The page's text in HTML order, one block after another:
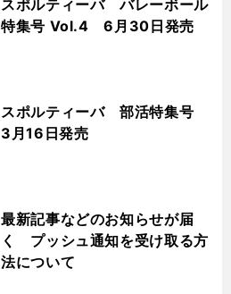
スポルティーバ バレーボール
特集号 Vol.4 6月30日発売
スポルティーバ 部活特集号
3月16日発売
最新記事などのお知らせが届
く プッシュ通知を受け取る方
法について